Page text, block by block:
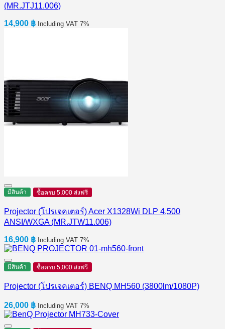
(MR.JTJ11.006)
14,900 ฿ Including VAT 7%
มีสินค้า ซื้อครบ 5,000 ส่งฟรี
Projector (โปรเจคเตอร์) Acer X1328Wi DLP 4,500
ANSI/WXGA (MR.JTW11.006)
16,900 ฿ Including VAT 7%
มีสินค้า ซื้อครบ 5,000 ส่งฟรี
Projector (โปรเจคเตอร์) BENQ MH560 (3800lm/1080P)
26,000 ฿ Including VAT 7%